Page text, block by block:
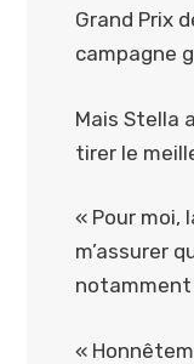
Grand Prix
campagne
Mais Stella
tirer le
« Pour moi,
m’assurer
notamment
«